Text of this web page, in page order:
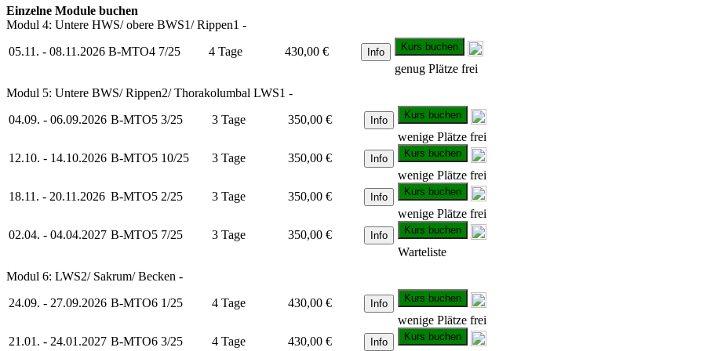
Einzelne Module buchen
Modul 4: Untere HWS/ obere BWS1/ Rippen1 -
05.11. - 08.11.2026 B-MTO4 7/25 4 Tage 430,00 € Info Kurs buchen
genug Plätze frei
Modul 5: Untere BWS/ Rippen2/ Thorakolumbal LWS1 -
04.09. - 06.09.2026 B-MTO5 3/25 3 Tage 350,00 € Info Kurs buchen
wenige Plätze frei
12.10. - 14.10.2026 B-MTO5 10/25 3 Tage 350,00 € Info Kurs buchen
wenige Plätze frei
18.11. - 20.11.2026 B-MTO5 2/25 3 Tage 350,00 € Info Kurs buchen
wenige Plätze frei
02.04. - 04.04.2027 B-MTO5 7/25 3 Tage 350,00 € Info Kurs buchen
Warteliste
Modul 6: LWS2/ Sakrum/ Becken -
24.09. - 27.09.2026 B-MTO6 1/25 4 Tage 430,00 € Info Kurs buchen
wenige Plätze frei
21.01. - 24.01.2027 B-MTO6 3/25 4 Tage 430,00 € Info Kurs buchen